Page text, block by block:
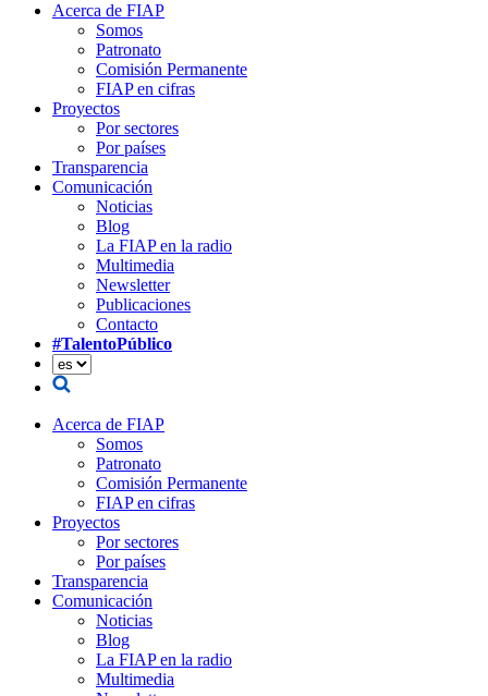
Acerca de FIAP
Somos
Patronato
Comisión Permanente
FIAP en cifras
Proyectos
Por sectores
Por países
Transparencia
Comunicación
Noticias
Blog
La FIAP en la radio
Multimedia
Newsletter
Publicaciones
Contacto
#TalentoPúblico
Acerca de FIAP
Somos
Patronato
Comisión Permanente
FIAP en cifras
Proyectos
Por sectores
Por países
Transparencia
Comunicación
Noticias
Blog
La FIAP en la radio
Multimedia